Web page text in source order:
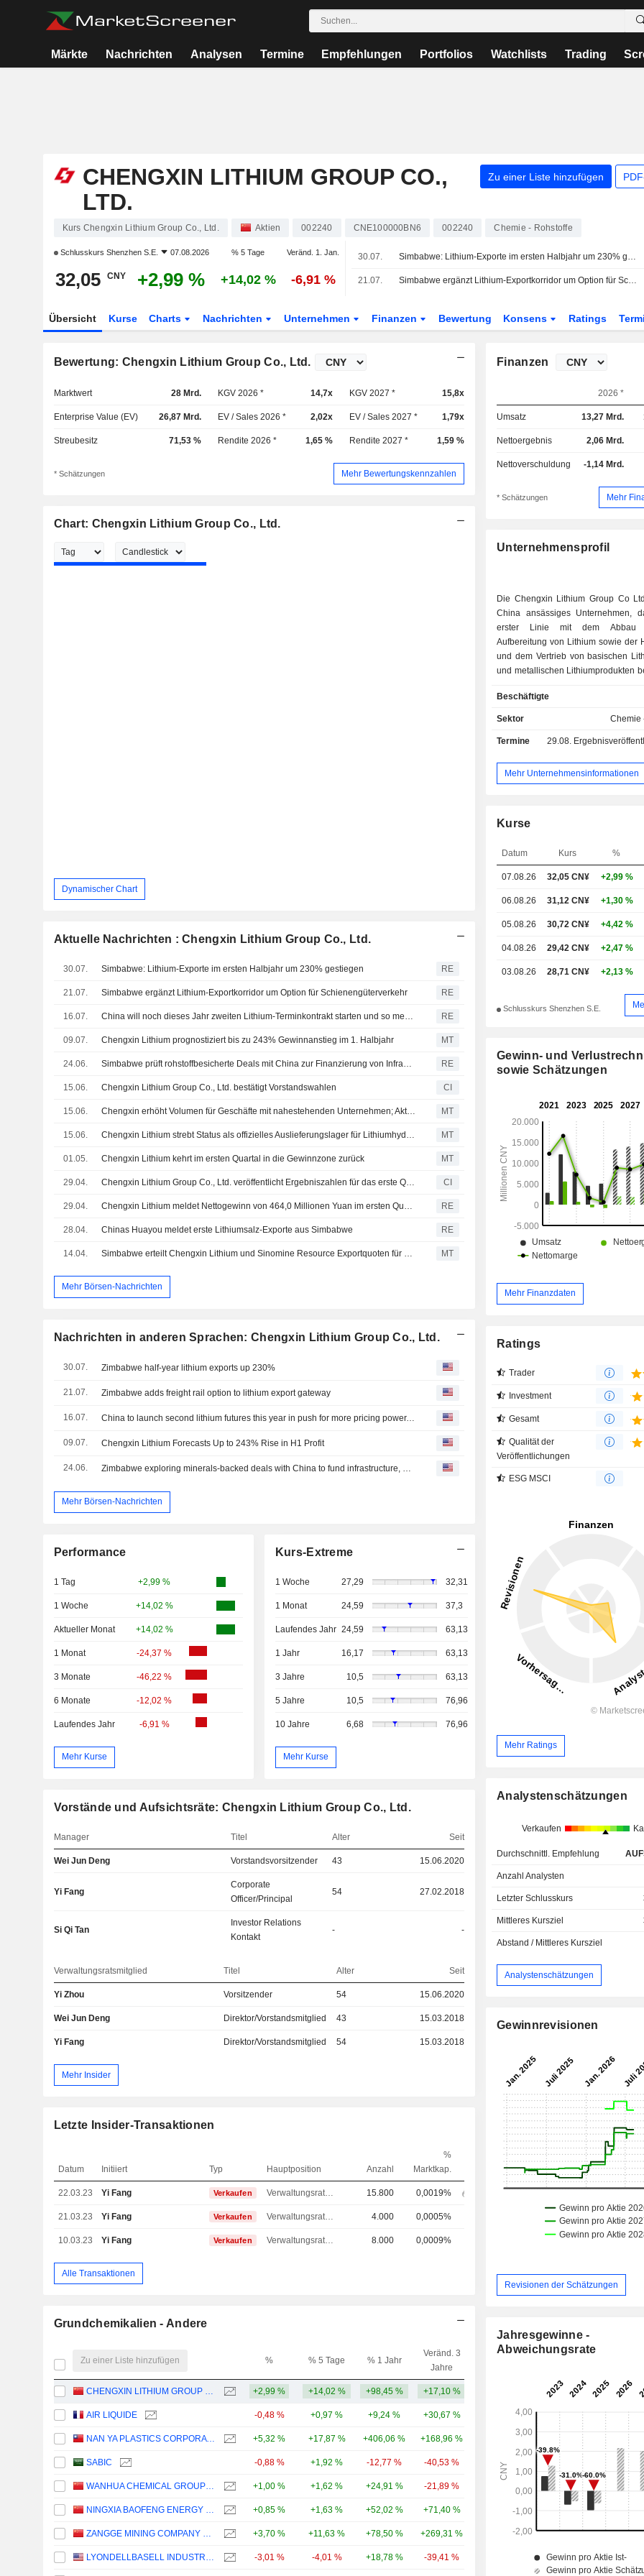
Märkte Nachrichten Analysen Termine Empfehlungen Portfolios Watchlists Trading
CHENGXIN LITHIUM GROUP CO.,
LTD.
Zu einer Liste hinzufügen
Kurs Chengxin Lithium Group Co., Ltd. Aktien 002240 CNE100000BN6 002240 Chemie - Rohstoffe
Schlusskurs Shenzhen S.E. 07.08.2026 % 5 Tage Veränd. 1. Jan.
32,05 CNY +2,99 % +14,02 % -6,91 %
30.07. Simbabwe: Lithium-Exporte im ersten Halbjahr um 230% gestiegen
21.07. Simbabwe ergänzt Lithium-Exportkorridor um Option für Schienengüterverkehr
Übersicht Kurse Charts Nachrichten Unternehmen Finanzen Bewertung Konsens Ratings
Bewertung: Chengxin Lithium Group Co., Ltd.
Marktwert 28 Mrd. KGV 2026 * 14,7x KGV 2027 * 15,8x
Enterprise Value (EV) 26,87 Mrd. EV / Sales 2026 * 2,02x EV / Sales 2027 * 1,79x
Streubesitz 71,53 % Rendite 2026 * 1,65 % Rendite 2027 * 1,59 %
* Schätzungen Mehr Bewertungskennzahlen
Chart: Chengxin Lithium Group Co., Ltd.
Dynamischer Chart
Aktuelle Nachrichten : Chengxin Lithium Group Co., Ltd.
30.07. Simbabwe: Lithium-Exporte im ersten Halbjahr um 230% gestiegen RE
21.07. Simbabwe ergänzt Lithium-Exportkorridor um Option für Schienengüterverkehr RE
16.07. China will noch dieses Jahr zweiten Lithium-Terminkontrakt starten und so mehr Preismacht gewinnen, sagen Quellen RE
09.07. Chengxin Lithium prognostiziert bis zu 243% Gewinnanstieg im 1. Halbjahr MT
24.06. Simbabwe prüft rohstoffbesicherte Deals mit China zur Finanzierung von Infrastruktur, sagt Minister RE
15.06. Chengxin Lithium Group Co., Ltd. bestätigt Vorstandswahlen CI
15.06. Chengxin erhöht Volumen für Geschäfte mit nahestehenden Unternehmen; Aktie verliert 3% MT
15.06. Chengxin Lithium strebt Status als offizielles Auslieferungslager für Lithiumhydroxid an MT
01.05. Chengxin Lithium kehrt im ersten Quartal in die Gewinnzone zurück MT
29.04. Chengxin Lithium Group Co., Ltd. veröffentlicht Ergebniszahlen für das erste Quartal zum 31. März 2026 CI
29.04. Chengxin Lithium meldet Nettogewinn von 464,0 Millionen Yuan im ersten Quartal RE
28.04. Chinas Huayou meldet erste Lithiumsalz-Exporte aus Simbabwe RE
14.04. Simbabwe erteilt Chengxin Lithium und Sinomine Resource Exportquoten für Lithium MT
Mehr Börsen-Nachrichten
Nachrichten in anderen Sprachen: Chengxin Lithium Group Co., Ltd.
30.07. Zimbabwe half-year lithium exports up 230%
21.07. Zimbabwe adds freight rail option to lithium export gateway
16.07. China to launch second lithium futures this year in push for more pricing power, sources say
09.07. Chengxin Lithium Forecasts Up to 243% Rise in H1 Profit
24.06.
Mehr Börsen-Nachrichten
Performance
1 Tag +2,99 %
1 Woche +14,02 %
Aktueller Monat +14,02 %
1 Monat -24,37 %
3 Monate -46,22 %
6 Monate -12,02 %
Laufendes Jahr -6,91 %
Mehr Kurse
Kurs-Extreme
1 Woche 27,29 32,31
1 Monat 24,59 37,3
Laufendes Jahr 24,59 63,13
1 Jahr 16,17 63,13
3 Jahre 10,5 63,13
5 Jahre 10,5 76,96
10 Jahre 6,68 76,96
Mehr Kurse
Vorstände und Aufsichtsräte: Chengxin Lithium Group Co., Ltd.
Manager Titel Alter Seit
Wei Jun Deng Vorstandsvorsitzender 43 15.06.2020
Yi Fang
Corporate
Officer/Principal
54 27.02.2018
Si Qi Tan
Investor Relations
Kontakt
- -
Verwaltungsratsmitglied Titel Alter Seit
Yi Zhou Vorsitzender 54 15.06.2020
Wei Jun Deng Direktor/Vorstandsmitglied 43 15.03.2018
Yi Fang Direktor/Vorstandsmitglied 54 15.03.2018
Mehr Insider
Letzte Insider-Transaktionen
Datum Initiiert Typ Hauptposition Anzahl
%
Marktkap.
22.03.23 Yi Fang Verkaufen Verwaltungsratsmitglied 15.800 0,0019%
21.03.23 Yi Fang Verkaufen Verwaltungsratsmitglied 4.000 0,0005%
10.03.23 Yi Fang Verkaufen Verwaltungsratsmitglied 8.000 0,0009%
Alle Transaktionen
Grundchemikalien - Andere
Zu einer Liste hinzufügen % % 5 Tage % 1 Jahr
Veränd. 3
Jahre
CHENGXIN LITHIUM GROUP CO., LTD. +2,99 % +14,02 % +98,45 % +17,10 %
AIR LIQUIDE -0,48 % +0,97 % +9,24 % +30,67 % 127 Mrd.
NAN YA PLASTICS CORPORATION +5,32 % +17,87 % +406,06 % +168,96 % 43,85 Mrd.
SABIC -0,88 % +1,92 % -12,77 % -40,53 % 40,39 Mrd.
WANHUA CHEMICAL GROUP CO., LTD. +1,00 % +1,62 % +24,91 % -21,89 % 34,76 Mrd.
NINGXIA BAOFENG ENERGY GROUP CO., LTD. +0,85 % +1,63 % +52,02 % +71,40 % 25,28 Mrd.
ZANGGE MINING COMPANY LIMITED +3,70 % +11,63 % +78,50 % +269,31 % 20,17 Mrd.
LYONDELLBASELL INDUSTRIES N.V. -3,01 % -4,01 % +18,78 % -39,41 %
Finanzen
2026 *
Umsatz 13,27 Mrd.
Nettoergebnis 2,06 Mrd.
Nettoverschuldung -1,14 Mrd.
* Schätzungen Mehr
Unternehmensprofil
Die Chengxin Lithium Group Co
China ansässiges Unternehmen,
erster Linie mit dem Abbau
Aufbereitung von Lithium sowie der
und dem Vertrieb von basischen
und metallischen Lithiumprodukten
tätig. Der Geschäftsbereich
Anpflanzung und Vertrieb“
Vertrieb. Das
konzentriert sich auf den
Aufbereitung von Lithium
Lithiumprodukte des
Energiespeichern, der
Pharmaindustrie eingesetzt. Das
auf internationalen Märkten tätig.
Beschäftigte
Sektor Chemie
Termine 29.08.
Mehr Unternehmensinformationen
Kurse
Datum Kurs %
07.08.26 32,05 CN¥ +2,99 %
06.08.26 31,12 CN¥ +1,30 %
05.08.26 30,72 CN¥ +4,42 %
04.08.26 29,42 CN¥ +2,47 %
03.08.26 28,71 CN¥ +2,13 %
Schlusskurs Shenzhen S.E.
Gewinn- und
sowie Schätzungen
Mehr Finanzdaten
Ratings
Trader
Investment
Gesamt
Qualität der
Veröffentlichungen
ESG MSCI
Mehr Ratings
Analystenschätzungen
Verkaufen
Durchschnittl. Empfehlung
Anzahl Analysten
Letzter Schlusskurs
Mittleres Kursziel
Abstand / Mittleres Kursziel
Analystenschätzungen
Gewinnrevisionen
Revisionen der Schätzungen
Jahresgewinne -
Abweichungsrate